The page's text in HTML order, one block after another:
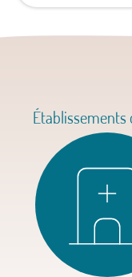
Établissements